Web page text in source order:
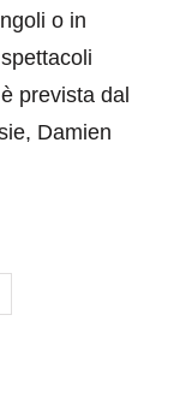
o in
prevista dal
Damien